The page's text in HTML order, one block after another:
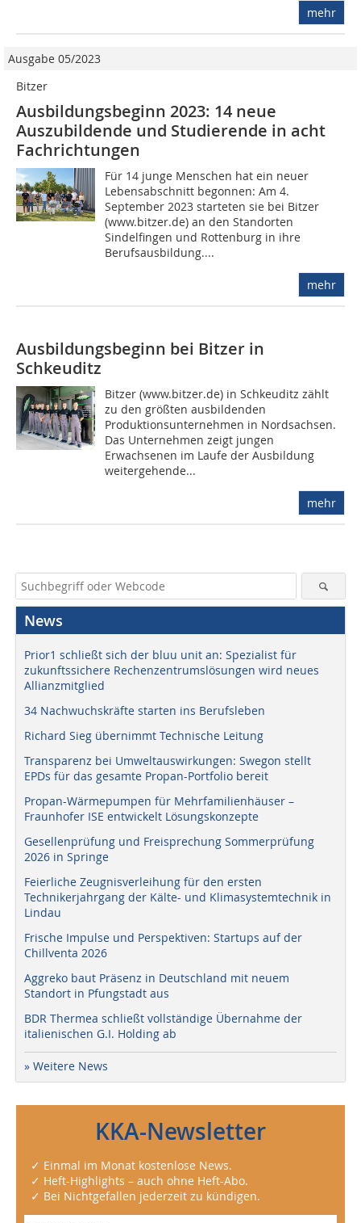
mehr
Ausgabe 05/2023
Bitzer
Ausbildungsbeginn 2023: 14 neue
Auszubildende und Studierende in acht
Fachrichtungen
Für 14 junge Menschen hat ein neuer
Lebensabschnitt begonnen: Am 4.
September 2023 starteten sie bei Bitzer
(www.bitzer.de) an den Standorten
Sindelfingen und Rottenburg in ihre
Berufsausbildung....
mehr
Ausbildungsbeginn bei Bitzer in
Schkeuditz
Bitzer (www.bitzer.de) in Schkeuditz zählt
zu den größten ausbildenden
Produktionsunternehmen in Nordsachsen.
Das Unternehmen zeigt jungen
Erwachsenen im Laufe der Ausbildung
weitergehende...
mehr
News
Prior1 schließt sich der bluu unit an: Spezialist für
zukunftssichere Rechenzentrumslösungen wird neues
Allianzmitglied
34 Nachwuchskräfte starten ins Berufsleben
Richard Sieg übernimmt Technische Leitung
Transparenz bei Umweltauswirkungen: Swegon stellt
EPDs für das gesamte Propan-Portfolio bereit
Propan-Wärmepumpen für Mehrfamilienhäuser –
Fraunhofer ISE entwickelt Lösungskonzepte
Gesellenprüfung und Freisprechung Sommerprüfung
2026 in Springe
Feierliche Zeugnisverleihung für den ersten
Technikerjahrgang der Kälte- und Klimasystemtechnik in
Lindau
Frische Impulse und Perspektiven: Startups auf der
Chillventa 2026
Aggreko baut Präsenz in Deutschland mit neuem
Standort in Pfungstadt aus
BDR Thermea schließt vollständige Übernahme der
italienischen G.I. Holding ab
» Weitere News
KKA-Newsletter
✓ Einmal im Monat kostenlose News.
✓ Heft-Highlights – auch ohne Heft-Abo.
✓ Bei Nichtgefallen jederzeit zu kündigen.